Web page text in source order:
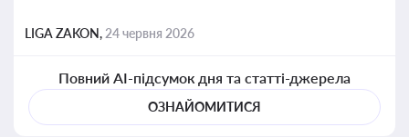
LIGA ZAKON, 24 червня 2026
Повний AI-підсумок дня та статті-джерела
ОЗНАЙОМИТИСЯ